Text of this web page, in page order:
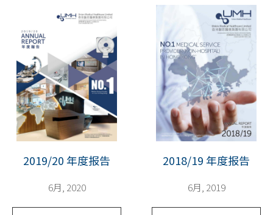
2019/20 年度报告
6月, 2020
2018/19 年度报告
6月, 2019